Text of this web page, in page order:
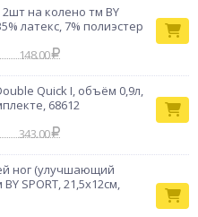
на колено тм BY
латекс, 7% полиэстер
148.00
Quick I, объём 0,9л,
68612
343.00
ног (улучшающий
SPORT, 21,5x12см,